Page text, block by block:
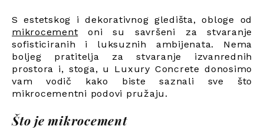
S estetskog i dekorativnog gledišta, obloge od
mikrocement
oni su savršeni za stvaranje
sofisticiranih i luksuznih ambijenata. Nema
boljeg pratitelja za stvaranje izvanrednih
prostora i, stoga, u Luxury Concrete donosimo
vam vodič kako biste saznali sve što
mikrocementni podovi pružaju.
Što je mikrocement